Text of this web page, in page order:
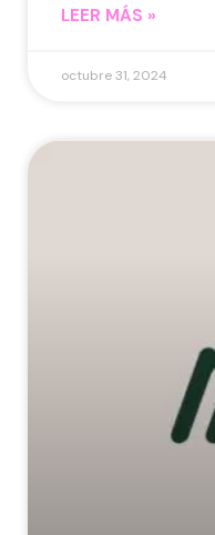
LEER MÁS »
octubre 31, 2024